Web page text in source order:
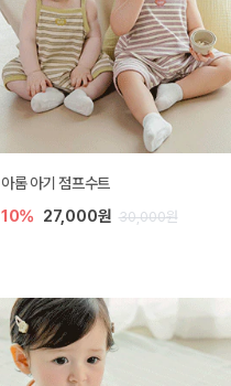
아롬 아기 점프수트
10% 27,000원 30,000원